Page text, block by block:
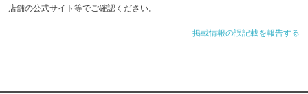
店舗の公式サイト等でご確認ください。
掲載情報の誤記載を報告する